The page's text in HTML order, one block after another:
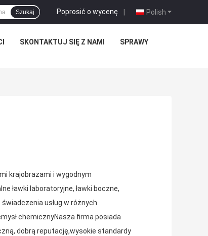
Polish
Poprosić o wycenę |
Szukaj
SKONTAKTUJ SIĘ Z NAMI SPRAWY
krajobrazami i wygodnym
ławki laboratoryjne, ławki boczne,
usług w różnych
chemicznyNasza firma posiada
dobrą reputację,wysokie standardy